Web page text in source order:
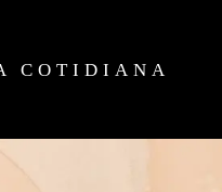
COTIDIANA